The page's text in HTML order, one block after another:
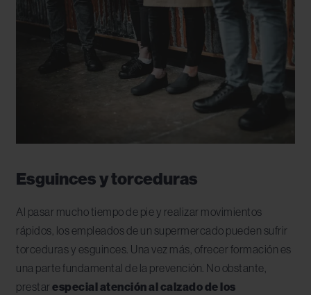
Esguinces y torceduras
Al pasar mucho tiempo de pie y realizar movimientos
rápidos, los empleados de un supermercado pueden sufrir
torceduras y esguinces. Una vez más, ofrecer formación es
una parte fundamental de la prevención. No obstante,
prestarespecial atención al calzado de los